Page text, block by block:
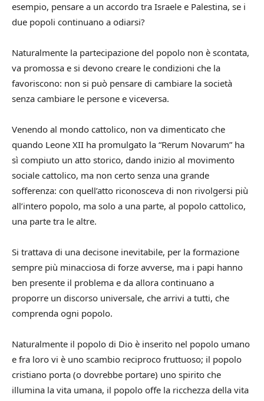
esempio, pensare a un accordo tra Israele e Palestina, se i
due popoli continuano a odiarsi?
Naturalmente la partecipazione del popolo non è scontata,
va promossa e si devono creare le condizioni che la
favoriscono: non si può pensare di cambiare la società
senza cambiare le persone e viceversa.
Venendo al mondo cattolico, non va dimenticato che
quando Leone XII ha promulgato la “Rerum Novarum” ha
sì compiuto un atto storico, dando inizio al movimento
sociale cattolico, ma non certo senza una grande
sofferenza: con quell’atto riconosceva di non rivolgersi più
all’intero popolo, ma solo a una parte, al popolo cattolico,
una parte tra le altre.
Si trattava di una decisone inevitabile, per la formazione
sempre più minacciosa di forze avverse, ma i papi hanno
ben presente il problema e da allora continuano a
proporre un discorso universale, che arrivi a tutti, che
comprenda ogni popolo.
Naturalmente il popolo di Dio è inserito nel popolo umano
e fra loro vi è uno scambio reciproco fruttuoso; il popolo
cristiano porta (o dovrebbe portare) uno spirito che
illumina la vita umana, il popolo offe la ricchezza della vita